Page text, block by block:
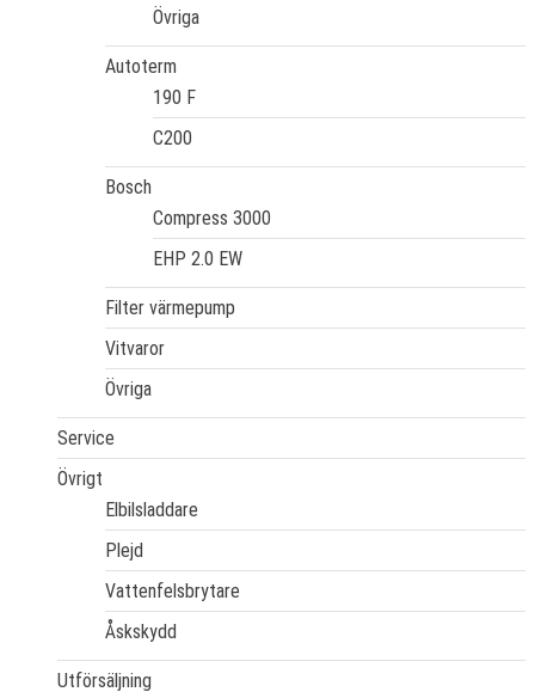
Övriga
Autoterm
190 F
C200
Bosch
Compress 3000
EHP 2.0 EW
Filter värmepump
Vitvaror
Övriga
Service
Övrigt
Elbilsladdare
Plejd
Vattenfelsbrytare
Åskskydd
Utförsäljning